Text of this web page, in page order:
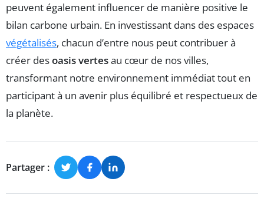
peuvent également influencer de manière positive le
bilan carbone urbain. En investissant dans des espaces
végétalisés, chacun d’entre nous peut contribuer à
créer desoasis vertesau cœur de nos villes,
transformant notre environnement immédiat tout en
participant à un avenir plus équilibré et respectueux de
la planète.
Partager :